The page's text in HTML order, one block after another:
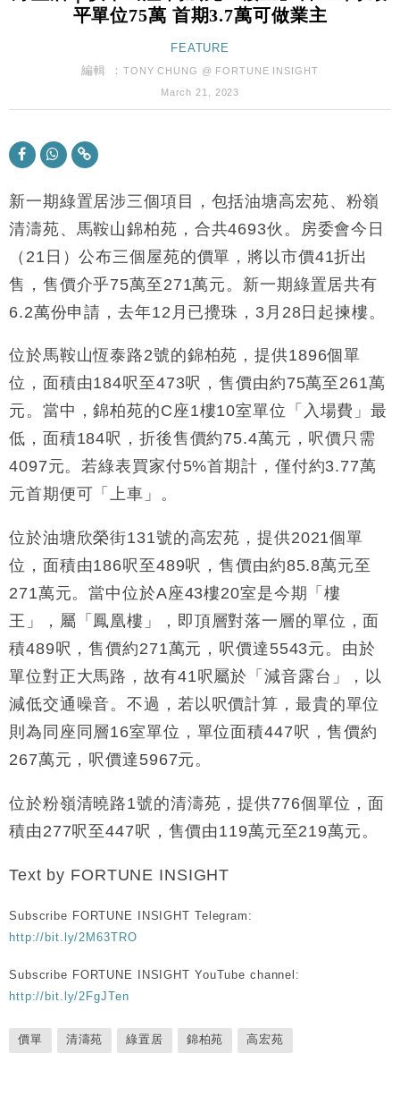
17:40
最強
財經｜滙控重啟最多10億美元回購 派息比率目標維持
50%
財經｜SA售股自救後再出手 斥4億美元押注未上市公
司
11:30
市場落地
東京半島
13:12
國際｜特朗普赴洛杉磯高球場活動前 男子攜槍彈被捕
手
11:40
財經｜黑石傳再籌逾360億美元 支援Anthropic租用
10:57
財經｜美商務部擬擴大金屬關稅範圍 14類產品或加徵
25%
18:15
本地｜新世界K11 9月升級會員制度 增鉑金卡級別鎖
定高消費客群
17:40
財經｜本港6月零售額連升14個月 珠寶鐘錶銷售升勢
最強
16:33
財經｜滙控重啟最多10億美元回購 派息比率目標維持
平單位75萬 首期3.7萬可做業主
FEATURE
編輯 ： TONY CHUNG @ FORTUNE INSIGHT
March 21, 2023
新一期綠置居涉三個項目，包括油塘高宏苑、粉嶺
清濤苑、馬鞍山錦柏苑，合共4693伙。房委會今日
（21日）公布三個屋苑的價單，將以市價41折出
售，售價介乎75萬至271萬元。新一期綠置居共有
6.2萬份申請，去年12月已攪珠，3月28日起揀樓。
位於馬鞍山恆泰路2號的錦柏苑，提供1896個單
位，面積由184呎至473呎，售價由約75萬至261萬
元。當中，錦柏苑的C座1樓10室單位「入場費」最
低，面積184呎，折後售價約75.4萬元，呎價只需
4097元。若綠表買家付5%首期計，僅付約3.77萬
元首期便可「上車」。
位於油塘欣榮街131號的高宏苑，提供2021個單
位，面積由186呎至489呎，售價由約85.8萬元至
271萬元。當中位於A座43樓20室是今期「樓
王」，屬「鳳凰樓」，即頂層對落一層的單位，面
積489呎，售價約271萬元，呎價達5543元。由於
單位對正大馬路，故有41呎屬於「減音露台」，以
減低交通噪音。不過，若以呎價計算，最貴的單位
則為同座同層16室單位，單位面積447呎，售價約
267萬元，呎價達5967元。
位於粉嶺清曉路1號的清濤苑，提供776個單位，面
積由277呎至447呎，售價由119萬元至219萬元。
Text by FORTUNE INSIGHT
Subscribe FORTUNE INSIGHT Telegram:
http://bit.ly/2M63TRO
Subscribe FORTUNE INSIGHT YouTube channel:
http://bit.ly/2FgJTen
價單 清濤苑 綠置居 錦柏苑 高宏苑